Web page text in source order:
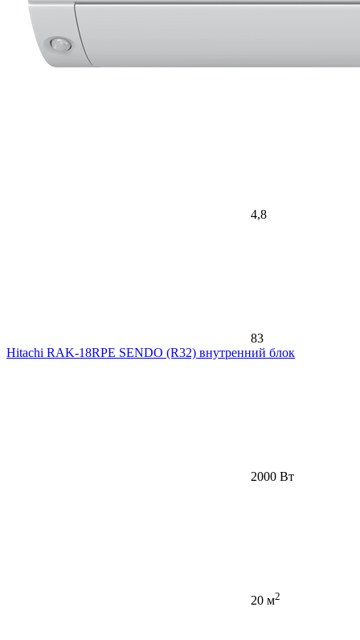
4,8
83
Hitachi RAK-18RPE SENDO (R32) внутренний блок
2000 Вт
20 м2